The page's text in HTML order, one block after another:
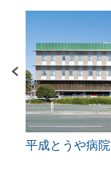
平成とうや病院